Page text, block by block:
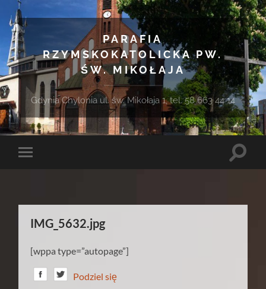
PARAFIA
RZYMSKOKATOLICKA PW.
ŚW. MIKOŁAJA
Gdynia Chylonia ul. św. Mikołaja 1, tel. 58 663 44 14
Toggle
Toggle
IMG_5632.jpg
[wppa type=”autopage”]
Podziel się